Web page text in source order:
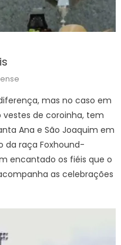
mas no caso em
de coroinha, tem
Ana e São Joaquim em
da raça Foxhound-
encantado os fiéis que o
as celebrações